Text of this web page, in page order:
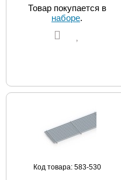
Товар покупается в
наборе.
Код товара: 583-530